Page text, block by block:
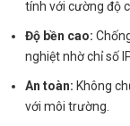
tính với cường độ
Độ bền cao:
nghiệt nhờ chỉ số
An toàn: Không
với môi trường.